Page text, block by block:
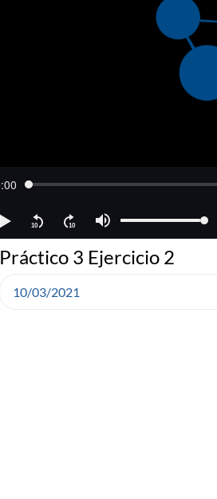
Práctico 3 Ejercicio 2
10/03/2021